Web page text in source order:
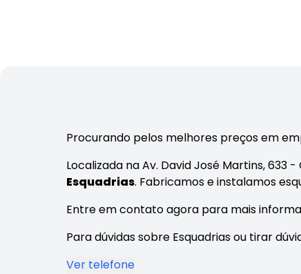
Procurando pelos melhores preços em
Localizada na Av. David José Martins, 633
Esquadrias. Fabricamos e instalamos
Entre em contato agora para mais
Para dúvidas sobre Esquadrias ou tirar
Ver telefone